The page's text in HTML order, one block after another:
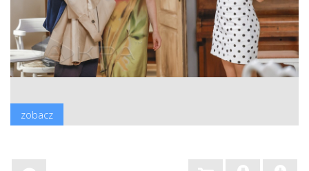
zobacz